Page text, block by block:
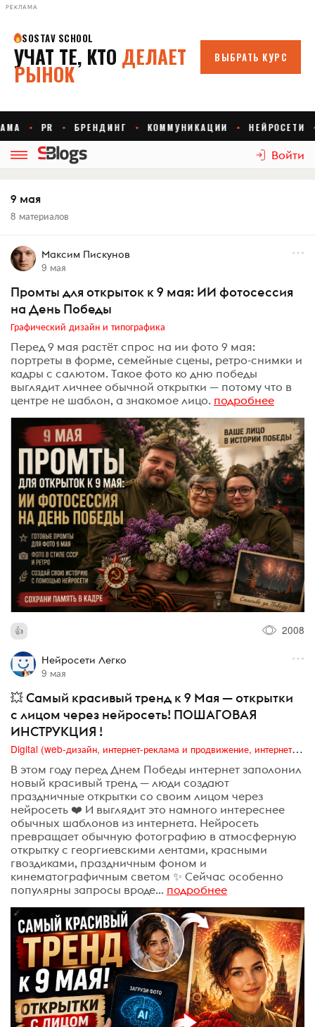
РЕКЛАМА
Войти
9 мая
8 материалов
Максим Пискунов
9 мая
Промты для открыток к 9 мая: ИИ фотосессия
на День Победы
Графический дизайн и типографика
Перед 9 мая растёт спрос на ии фото 9 мая:
портреты в форме, семейные сцены, ретро-снимки и
кадры с салютом. Такое фото ко дню победы
выглядит личнее обычной открытки — потому что в
центре не шаблон, а знакомое лицо. подробнее
2008
Нейросети Легко
9 мая
💥 Самый красивый тренд к 9 Мая — открытки
с лицом через нейросеть! ПОШАГОВАЯ
ИНСТРУКЦИЯ !
Digital (web-дизайн, интернет-реклама и продвижение, интернет-сообщества и блоги, интернет-коммуникации, мобильный маркетинг, реклама на цифровых экранах)
В этом году перед Днем Победы интернет заполонил
новый красивый тренд — люди создают
праздничные открытки со своим лицом через
нейросеть ❤️ И выглядит это намного интереснее
обычных шаблонов из интернета. Нейросеть
превращает обычную фотографию в атмосферную
открытку с георгиевскими лентами, красными
гвоздиками, праздничным фоном и
кинематографичным светом ✨ Сейчас особенно
популярны запросы вроде... подробнее